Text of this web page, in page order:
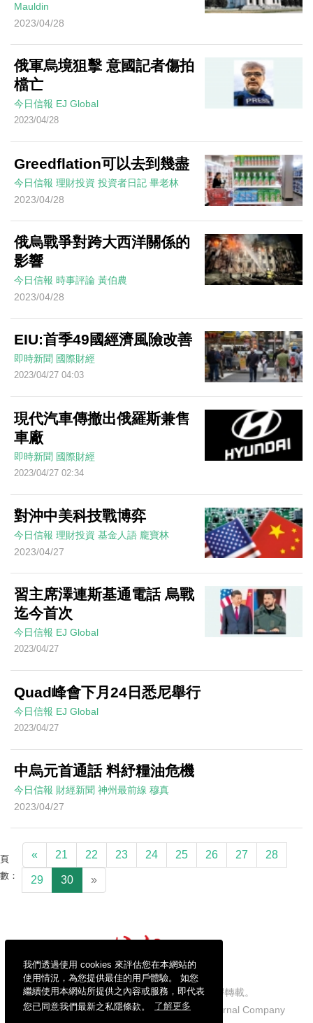
我們透過使用 cookies 來評估您在本網站的
使用情況，為您提供最佳的用戶體驗。 如您
繼續使用本網站所提供之內容或服務，即代表
您已同意我們最新之私隱條款。
了解更多
Mauldin
2023/04/28
俄軍烏境狙擊 意國記者傷拍
檔亡
今日信報 EJ Global
2023/04/28
Greedflation可以去到幾盡
今日信報 理財投資 投資者日記 畢老林
2023/04/28
俄烏戰爭對跨大西洋關係的
影響
今日信報 時事評論 黃伯農
2023/04/28
EIU:首季49國經濟風險改善
即時新聞 國際財經
2023/04/27 04:03
現代汽車傳撤出俄羅斯兼售
車廠
即時新聞 國際財經
2023/04/27 02:34
對沖中美科技戰博弈
今日信報 理財投資 基金人語 龐寶林
2023/04/27
習主席澤連斯基通電話 烏戰
迄今首次
今日信報 EJ Global
2023/04/27
Quad峰會下月24日悉尼舉行
今日信報 EJ Global
2023/04/27
中烏元首通話 料紓糧油危機
今日信報 財經新聞 神州最前線 穆真
2023/04/27
頁
數：
« 21 22 23 24 25 26 27 28
29 30 »
信報財經新聞有限公司版權所有，不得轉載。
Copyright © 2026 Hong Kong Economic Journal Company